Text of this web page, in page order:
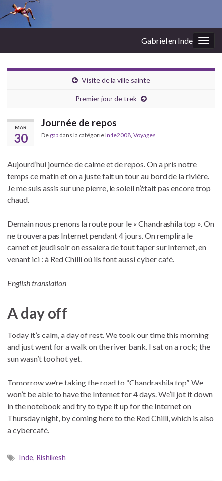
Gabriel en Inde
Visite de la ville sainte
Premier jour de trek
MAR
30
Journée de repos
De gab dans la catégorieInde2008, Voyages
Aujourd’hui journée de calme et de repos. On a pris notre
temps ce matin et on a juste fait un tour au bord de la rivière.
Je me suis assis sur une pierre, le soleil n’était pas encore trop
chaud.
Demain nous prenons la route pour le « Chandrashila top ». On
ne trouvera pas Internet pendant 4 jours. On remplira le
carnet et jeudi soir on essaiera de tout taper sur Internet, en
venant ici : à Red Chilli où ils font aussi cyber café.
English translation
A day off
Today it’s calm, a day of rest. We took our time this morning
and just went for a walk on the river bank. I sat on a rock; the
sun wasn’t too hot yet.
Tomorrow we’re taking the road to “Chandrashila top”. We
won’t be able to have the Internet for 4 days. We’ll jot it down
in the notebook and try to type it up for the Internet on
Thursday night, by coming here to the Red Chilli, which is also
a cybercafé.
Inde, Rishikesh